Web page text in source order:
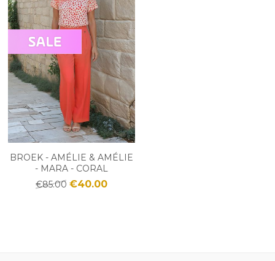
BROEK - AMÉLIE & AMÉLIE
- MARA - CORAL
€85.00 €40.00